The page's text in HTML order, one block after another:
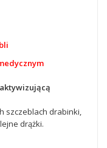
szczeblach drabinki,
drążki.